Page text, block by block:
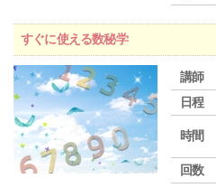
すぐに使える数秘学
講師
日程
時間
回数